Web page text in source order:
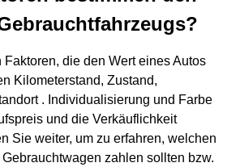
die den Wert eines Autos
Kilometerstand, Zustand,
. Individualisierung und Farbe
und die Verkäuflichkeit
Sie weiter, um zu erfahren, welchen
zahlen sollten bzw.